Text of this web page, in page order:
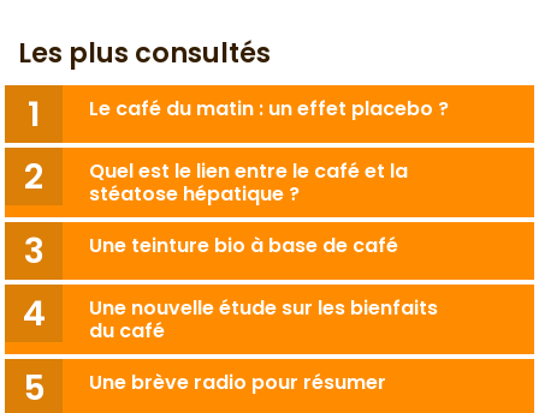
Les plus consultés
Le café du matin : un effet placebo ?
Quel est le lien entre le café et la
stéatose hépatique ?
Une teinture bio à base de café
Une nouvelle étude sur les bienfaits
du café
Une brève radio pour résumer